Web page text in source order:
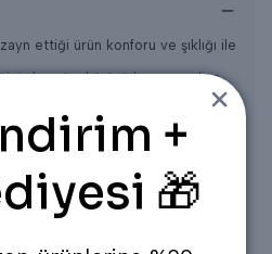
ettiği ürün konforu ve şıklığı ile
bu güzel ürünü hemen online
+
🎁